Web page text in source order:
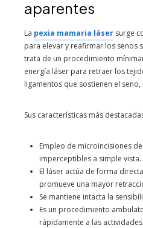
aparentes
La pexia mamaria láser surge
para elevar y reafirmar los senos
trata de un procedimiento
energía láser para retraer los
ligamentos que sostienen el
Sus características más
Empleo de microincisiones
imperceptibles a simple vista.
El láser actúa de forma
promueve una mayor
Se mantiene intacta la
Es un procedimiento
rápidamente a las